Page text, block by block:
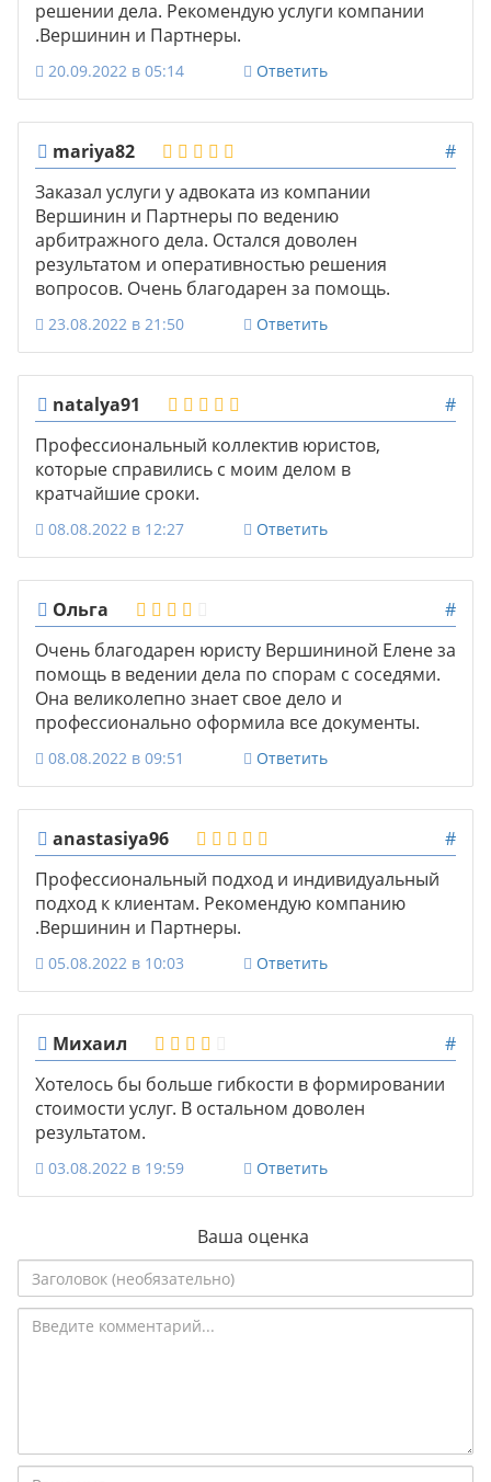
решении дела. Рекомендую услуги компании
.Вершинин и Партнеры.
20.09.2022 в 05:14 Ответить
mariya82
#
Заказал услуги у адвоката из компании
Вершинин и Партнеры по ведению
арбитражного дела. Остался доволен
результатом и оперативностью решения
вопросов. Очень благодарен за помощь.
23.08.2022 в 21:50 Ответить
natalya91
#
Профессиональный коллектив юристов,
которые справились с моим делом в
кратчайшие сроки.
08.08.2022 в 12:27 Ответить
Ольга
#
Очень благодарен юристу Вершининой Елене за
помощь в ведении дела по спорам с соседями.
Она великолепно знает свое дело и
профессионально оформила все документы.
08.08.2022 в 09:51 Ответить
anastasiya96
#
Профессиональный подход и индивидуальный
подход к клиентам. Рекомендую компанию
.Вершинин и Партнеры.
05.08.2022 в 10:03 Ответить
Михаил
#
Хотелось бы больше гибкости в формировании
стоимости услуг. В остальном доволен
результатом.
03.08.2022 в 19:59 Ответить
Ваша оценка